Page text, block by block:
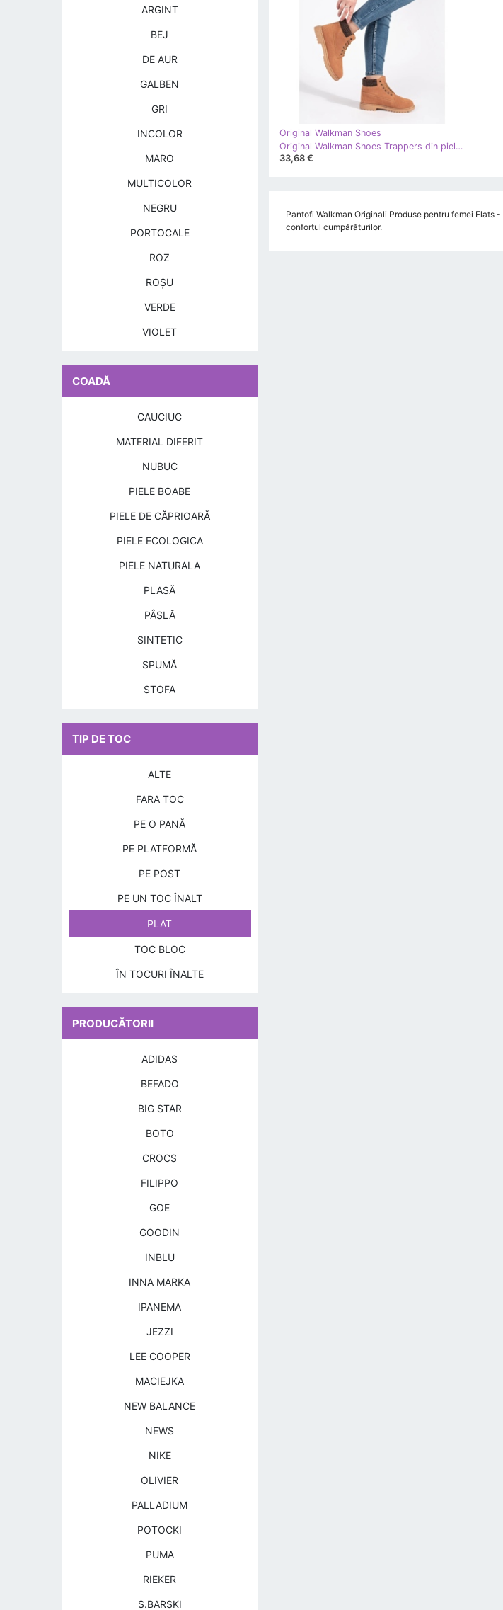
Original Walkman Shoes
Original Walkman Shoes Trappers din piele de cămilă maro
33,68 €
Pantofi Walkman Originali Produse pentru femei
confortul cumpărăturilor.
ARGINT
BEJ
DE AUR
GALBEN
GRI
INCOLOR
MARO
MULTICOLOR
NEGRU
PORTOCALE
ROZ
ROŞU
VERDE
VIOLET
COADĂ
CAUCIUC
MATERIAL DIFERIT
NUBUC
PIELE BOABE
PIELE DE CĂPRIOARĂ
PIELE ECOLOGICA
PIELE NATURALA
PLASĂ
PÂSLĂ
SINTETIC
SPUMĂ
STOFA
TIP DE TOC
ALTE
FARA TOC
PE O PANĂ
PE PLATFORMĂ
PE POST
PE UN TOC ÎNALT
PLAT
TOC BLOC
ÎN TOCURI ÎNALTE
PRODUCĂTORII
ADIDAS
BEFADO
BIG STAR
BOTO
CROCS
FILIPPO
GOE
GOODIN
INBLU
INNA MARKA
IPANEMA
JEZZI
LEE COOPER
MACIEJKA
NEW BALANCE
NEWS
NIKE
OLIVIER
PALLADIUM
POTOCKI
PUMA
RIEKER
S.BARSKI